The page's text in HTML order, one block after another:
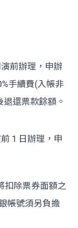
前辦理，申辦
手續費(入帳非
還票款餘額。
1 日辦理，申
扣除票券面額之
帳號須另負擔